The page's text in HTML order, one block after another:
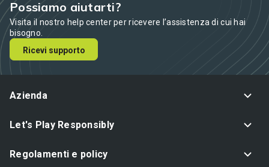
Possiamo aiutarti?
Visita il nostro help center per ricevere l’assistenza di cui hai
bisogno.
Ricevi supporto
Azienda
Let's Play Responsibly
Regolamenti e policy